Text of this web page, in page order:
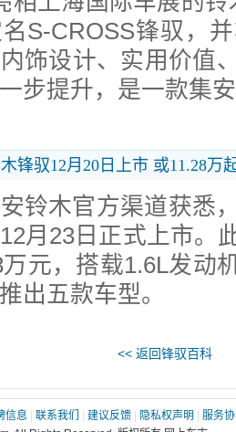
S-CROSS锋驭，
饰设计、实用价值
步提升，是一款集
锋驭12月20日上市 或11.28万
铃木官方渠道获悉
月23日正式上市。
万元，搭载1.6L发动
出五款车型。
<< 返回锋驭百科
信息 联系我们 建议反馈 隐私权声明
服务